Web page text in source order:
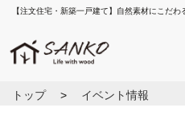
【注文住宅・新築一戸建て】自然素材にこだ
トップ イベント情報